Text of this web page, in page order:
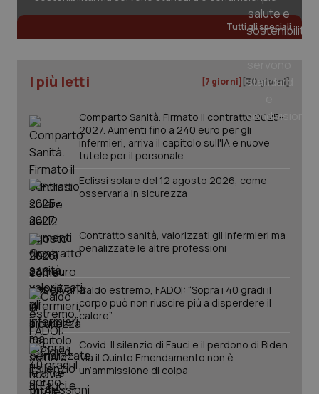
Tutti gli speciali
I più letti [7 giorni] [30 giorni]
Comparto Sanità. Firmato il contratto 2025-
2027. Aumenti fino a 240 euro per gli
infermieri, arriva il capitolo sull'IA e nuove
tutele per il personale
Eclissi solare del 12 agosto 2026, come
osservarla in sicurezza
Contratto sanità, valorizzati gli infermieri ma
penalizzate le altre professioni
Caldo estremo, FADOI: “Sopra i 40 gradi il
corpo può non riuscire più a disperdere il
calore”
Covid. Il silenzio di Fauci e il perdono di Biden.
Ma il Quinto Emendamento non è
un’ammissione di colpa
5
tracking-sites-ironfish-
session-id
www.quotidianosanita.it
_ga